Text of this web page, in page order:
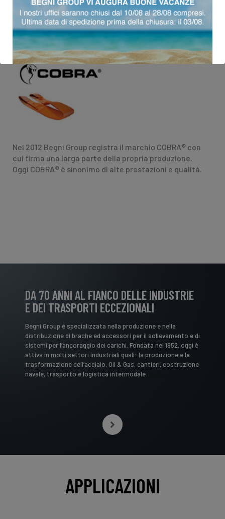
Nel 2012 Begni Group registra il marchio COBRA® con
cui firma una larga parte della propria produzione.
Oggi COBRA® è sinonimo di alte prestazioni e qualità.
DA 70 ANNI AL FIANCO DELLE INDUSTRIE
E DEI TRASPORTI ECCEZIONALI
Begni Group è specializzata nella produzione e nella
distribuzione di brache ed accessori per il sollevamento e di
sistemi per l’ancoraggio dei carichi. Fondata nel 1952, oggi è
attiva in molti settori industriali quali: la produzione e la
trasformazione dell’acciaio, Oil & Gas, cantieri, costruzione
navale, trasporto e logistica intermodale.
APPLICAZIONI